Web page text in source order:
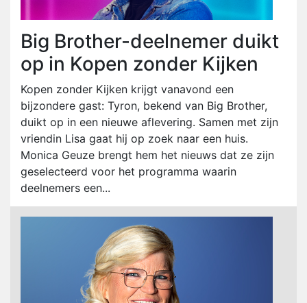
Big Brother-deelnemer duikt
op in Kopen zonder Kijken
Kopen zonder Kijken krijgt vanavond een
bijzondere gast: Tyron, bekend van Big Brother,
duikt op in een nieuwe aflevering. Samen met zijn
vriendin Lisa gaat hij op zoek naar een huis.
Monica Geuze brengt hem het nieuws dat ze zijn
geselecteerd voor het programma waarin
deelnemers een...